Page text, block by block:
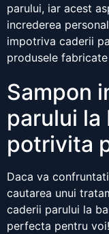
parului, iar acest
increderea
impotriva caderii
produsele fabricate
Sampon
parului la
potrivita
Daca va
cautarea unui
caderii parului la
perfecta pentru